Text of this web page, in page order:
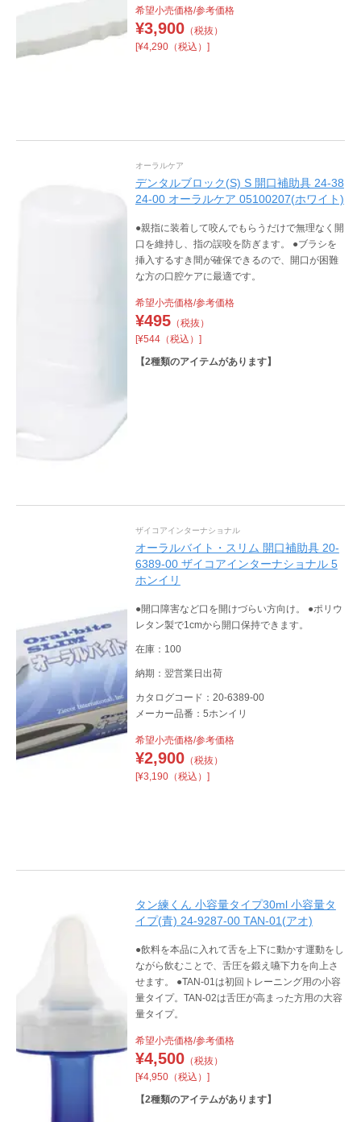
希望小売価格/参考価格
¥3,900（税抜）
[¥4,290（税込）]
オーラルケア
デンタルブロック(S) S 開口補助具 24-38
24-00 オーラルケア 05100207(ホワイト)
●親指に装着して咬んでもらうだけで無理なく開
口を維持し、指の誤咬を防ぎます。 ●ブラシを
挿入するすき間が確保できるので、開口が困難
な方の口腔ケアに最適です。
希望小売価格/参考価格
¥495（税抜）
[¥544（税込）]
【2種類のアイテムがあります】
ザイコアインターナショナル
オーラルバイト・スリム 開口補助具 20-
6389-00 ザイコアインターナショナル 5
ホンイリ
●開口障害など口を開けづらい方向け。 ●ポリウ
レタン製で1cmから開口保持できます。
在庫：100
納期：翌営業日出荷
カタログコード：20-6389-00
メーカー品番：5ホンイリ
希望小売価格/参考価格
¥2,900（税抜）
[¥3,190（税込）]
タン練くん 小容量タイプ30ml 小容量タ
イプ(青) 24-9287-00 TAN-01(アオ)
●飲料を本品に入れて舌を上下に動かす運動をし
ながら飲むことで、舌圧を鍛え嚥下力を向上さ
せます。 ●TAN-01は初回トレーニング用の小容
量タイプ。TAN-02は舌圧が高まった方用の大容
量タイプ。
希望小売価格/参考価格
¥4,500（税抜）
[¥4,950（税込）]
【2種類のアイテムがあります】